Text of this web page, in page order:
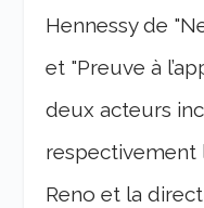
Hennessy de
et "Preuve à
deux acteurs
respectivement
Reno et la